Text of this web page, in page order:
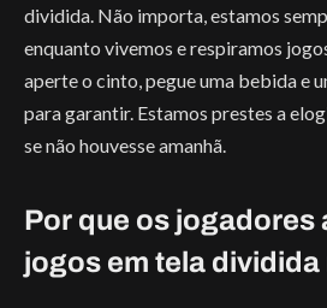
dividida. Não importa, estamos
enquanto vivemos e respiramos
aperte o cinto, pegue uma bebida e
para garantir. Estamos prestes a
se não houvesse amanhã.
Por que os jogadores
jogos em tela dividida